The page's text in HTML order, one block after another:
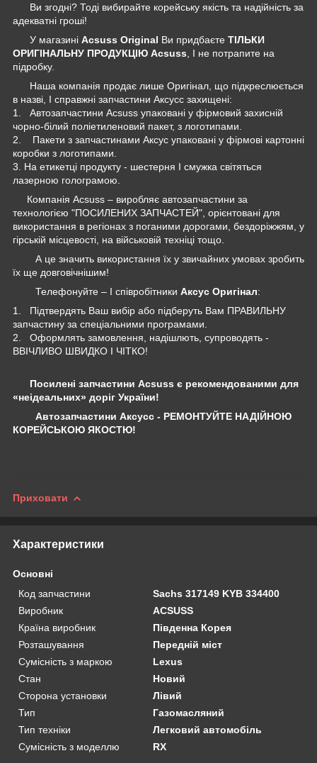
Ви згодні? Тоді вибирайте корейську якість та надійність за
адекватні гроші!
У магазині Acsuss Original Ви придбаєте ТІЛЬКИ
ОРИГІНАЛЬНУ ПРОДУКЦІЮ Acsuss , І не потрапите на
підробку.
Наша компанія продає лише Оригінал, що підкреслюється
в назві, І справжні запчастини Аксусс захищені:
1. Автозапчастини Acsuss упаковані у фірмовий захисній
чорно-білий поліетиленовий пакет, з логотипами.
2. Пакети з запчастинами Аксус упаковані у фірмові картонні
коробки з логотипами.
3. На етикетці продукту - шестерня І смужка світяться
лазерною голограмою.
Компанія Acsuss – виробляє автозапчастини за
технологією "ПОСИЛЕНИХ ЗАПЧАСТЕЙ", орієнтовані для
використання в регіонах з поганими дорогами, бездоріжжям, у
гірській місцевості, на військовій техніці тощо.
А це значить використання їх у звичайних умовах зробить
їх ще довговічнішим!
Телефонуйте – І співробітники Аксус Оригінал:
1. Підтвердять Ваш вибір або підберуть Вам ПРАВИЛЬНУ
запчастину за спеціальними програмами.
2. Оформлять замовлення, надішлють, супроводять -
ВВІЧЛИВО ШВИДКО І ЧІТКО!
Посилені запчастини Acsuss є рекомендованими для
«неідеальних» доріг України!
Автозапчастини Аксусс - РЕМОНТУЙТЕ НАДІЙНОЮ
КОРЕЙСЬКОЮ ЯКОСТЮ!
Приховати
Характеристики
Основні
Код запчастини
Sachs 317149 KYB 334400
Виробник
ACSUSS
Країна виробник
Південна Корея
Розташування
Передній міст
Сумісність з маркою
Lexus
Стан
Новий
Сторона установки
Лівий
Тип
Газомасляний
Тип техніки
Легковий автомобіль
Сумісність з моделлю
RX